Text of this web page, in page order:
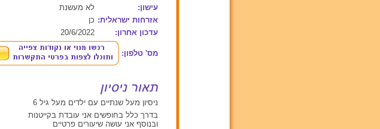
עישון:
לא מעשנת
אזרחות ישראלית: כן
עדכון אחרון:
20/6/2022
מס' טלפון:
ניסיון מעל שנתיים עם ילדים מעל גיל 6
בדרך כלל בחופשים אני עובדת בקייטנות
ובנוסף אני עושה שיעורים פרטיים